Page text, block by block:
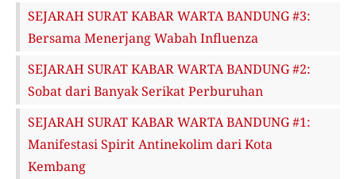
SEJARAH SURAT KABAR WARTA BANDUNG #3:
Bersama Menerjang Wabah Influenza
SEJARAH SURAT KABAR WARTA BANDUNG #2:
Sobat dari Banyak Serikat Perburuhan
SEJARAH SURAT KABAR WARTA BANDUNG #1:
Manifestasi Spirit Antinekolim dari Kota
Kembang